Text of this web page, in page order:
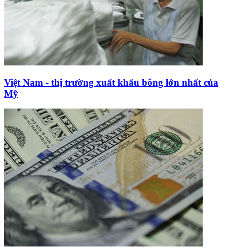
Việt Nam - thị trường xuất khẩu bông lớn nhất của
Mỹ